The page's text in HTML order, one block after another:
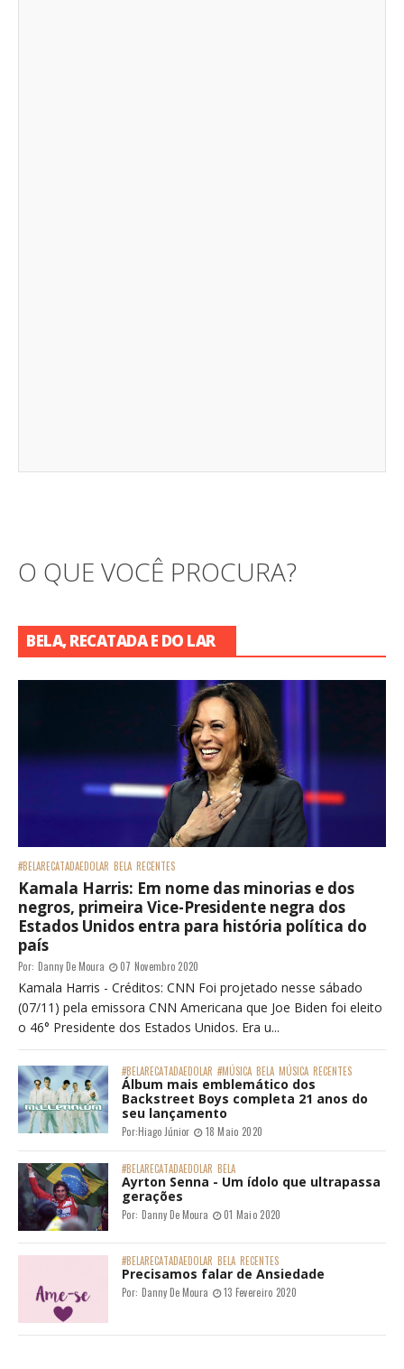
O QUE VOCÊ PROCURA?
BELA, RECATADA E DO LAR
#BELARECATADAEDOLAR BELA RECENTES
Kamala Harris: Em nome das minorias e dos
negros, primeira Vice-Presidente negra dos
Estados Unidos entra para história política do
país
Por: Danny De Moura 07 Novembro 2020
Kamala Harris - Créditos: CNN Foi projetado nesse sábado
(07/11) pela emissora CNN Americana que Joe Biden foi eleito
o 46° Presidente dos Estados Unidos. Era u...
#BELARECATADAEDOLAR #MÚSICA BELA MÚSICA RECENTES
Álbum mais emblemático dos
Backstreet Boys completa 21 anos do
seu lançamento
Por:Hiago Júnior 18 Maio 2020
#BELARECATADAEDOLAR BELA
Ayrton Senna - Um ídolo que ultrapassa
gerações
Por: Danny De Moura 01 Maio 2020
#BELARECATADAEDOLAR BELA RECENTES
Precisamos falar de Ansiedade
Por: Danny De Moura 13 Fevereiro 2020